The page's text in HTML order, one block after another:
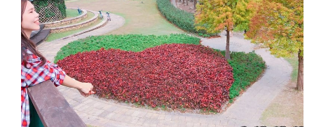
埔
里
飲
料
店
由
綠
轉
紅，
秋
冬
季
節
浪